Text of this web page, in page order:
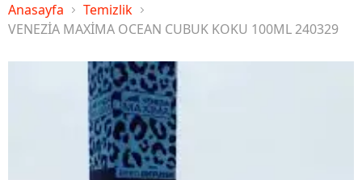
Anasayfa
Temizlik
VENEZİA MAXİMA OCEAN CUBUK KOKU 100ML 240329